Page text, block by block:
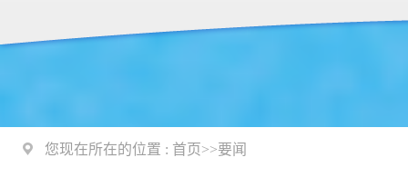
您现在所在的位置 : 首页>>要闻